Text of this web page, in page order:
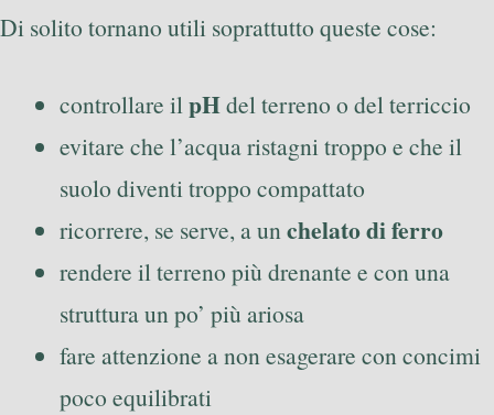
Di solito tornano utili soprattutto queste cose:
controllare ilpHdel terreno o del terriccio
evitare che l’acqua ristagni troppo e che il
suolo diventi troppo compattato
ricorrere, se serve, a unchelato di ferro
rendere il terreno più drenante e con una
struttura un po’ più ariosa
fare attenzione a non esagerare con concimi
poco equilibrati